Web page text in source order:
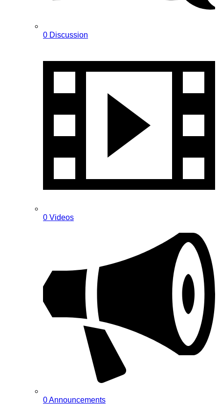
0 Discussion
0 Videos
0 Announcements